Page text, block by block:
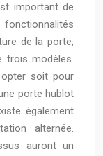
important de
de la porte,
trois modèles.
soit pour
porte hublot
également
alternée.
auront un